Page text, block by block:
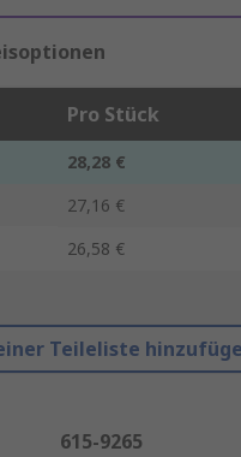
Pro Stück
28,28 €
27,16 €
26,58 €
Teileliste
615-9265